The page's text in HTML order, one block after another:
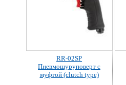
RR-02SP
Пневмошуруповерт с
муфтой (clutch type)